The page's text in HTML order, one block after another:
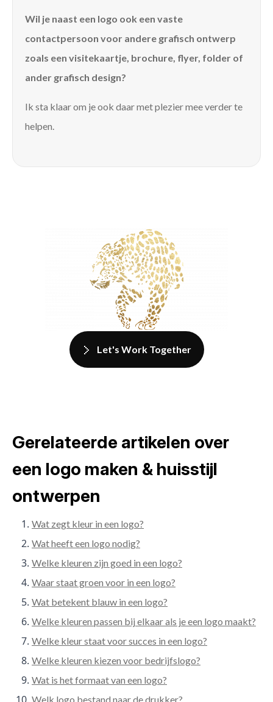
Wil je naast een logo ook een vaste
contactpersoon voor andere grafisch ontwerp
zoals een visitekaartje, brochure, flyer, folder of
ander grafisch design?
Ik sta klaar om je ook daar met plezier mee verder te
helpen.
Let's Work Together
Gerelateerde artikelen over
een logo maken & huisstijl
ontwerpen
Wat zegt kleur in een logo?
Wat heeft een logo nodig?
Welke kleuren zijn goed in een logo?
Waar staat groen voor in een logo?
Wat betekent blauw in een logo?
Welke kleuren passen bij elkaar als je een logo maakt?
Welke kleur staat voor succes in een logo?
Welke kleuren kiezen voor bedrijfslogo?
Wat is het formaat van een logo?
Welk logo bestand naar de drukker?